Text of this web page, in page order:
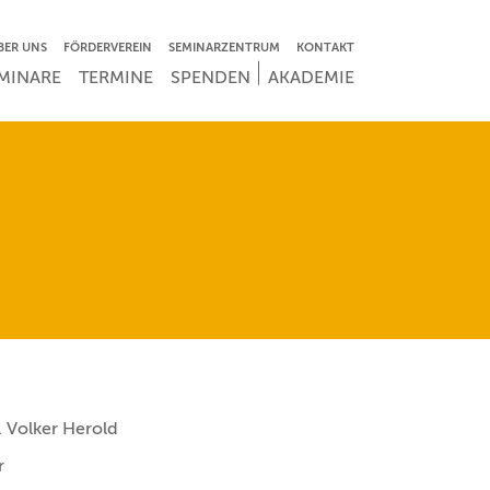
ÜBERSPRINGEN
UNS FÖRDERVEREIN SEMINARZENTRUM KONTAKT
ÜBERSPRINGEN
TERMINE SPENDEN AKADEMIE
Volker Herold